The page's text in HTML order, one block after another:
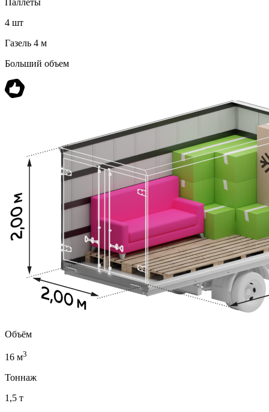
4 шт
Газель 4 м
Больший объем
Объём
16 м3
Тоннаж
1,5 т